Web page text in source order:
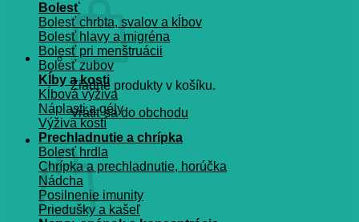
Žiadne produkty v košíku.
Vrátiť sa do obchodu
Košík
Bolesť
Bolesť chrbta, svalov a kĺbov
Bolesť hlavy a migréna
Bolesť pri menštruácii
Bolesť zubov
Kĺby a kosti
Kĺbová výživa
Náplasti a gély
Výživa kostí
Prechladnutie a chrípka
Bolesť hrdla
Chrípka a prechladnutie, horúčka
Nádcha
Posilnenie imunity
Priedušky a kašeľ